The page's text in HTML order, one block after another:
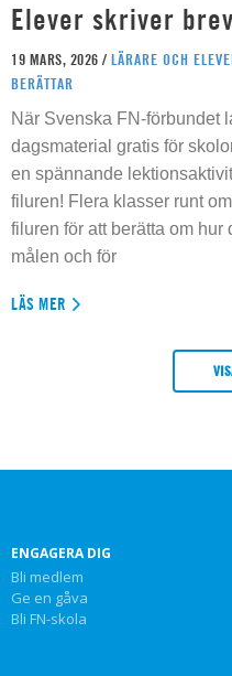
Elever skriver
19 MARS, 2026 / LÄRARE OCH
BERÄTTAR
När Svenska FN-förbundet
dagsmaterial gratis för
en spännande
filuren! Flera klasser runt
filuren för att berätta om
målen och för
LÄS MER
ENGAGERA DIG
Bli medlem
Ge en gåva
Bli FN-skola